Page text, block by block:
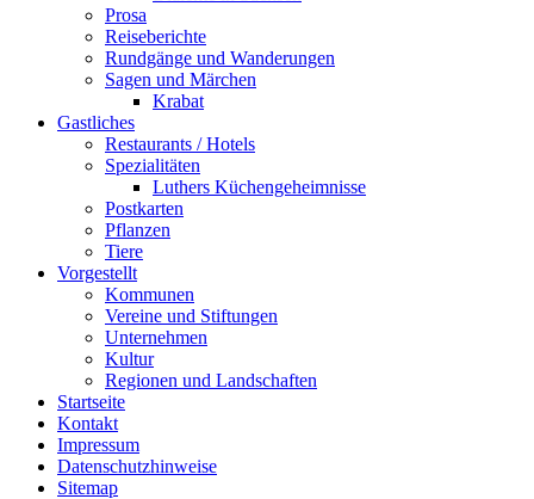
Prosa
Reiseberichte
Rundgänge und Wanderungen
Sagen und Märchen
Krabat
Gastliches
Restaurants / Hotels
Spezialitäten
Luthers Küchengeheimnisse
Postkarten
Pflanzen
Tiere
Vorgestellt
Kommunen
Vereine und Stiftungen
Unternehmen
Kultur
Regionen und Landschaften
Startseite
Kontakt
Impressum
Datenschutzhinweise
Sitemap